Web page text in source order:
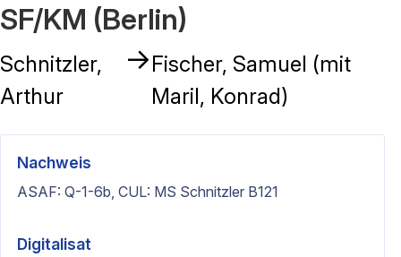
SF/KM (Berlin)
Schnitzler,
Arthur
→Fischer, Samuel (mit
Maril, Konrad)
Nachweis
ASAF: Q-1-6b, CUL: MS Schnitzler B121
Digitalisat